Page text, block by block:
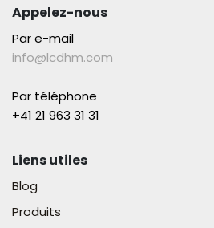
Appelez-nous
Par e-mail
info@lcdhm.com
Par téléphone
+41 21 963 31 31​
Liens utiles
Blog
Produits